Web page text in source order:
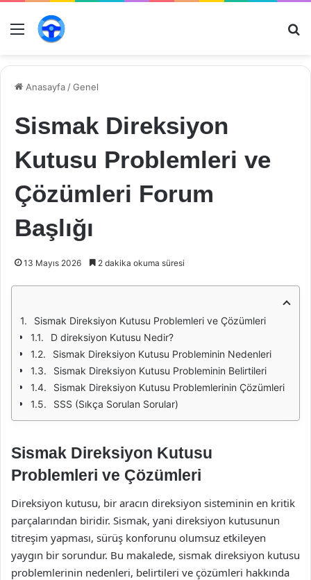
Menü
Anasayfa /Genel
Sismak Direksiyon
Kutusu Problemleri ve
Çözümleri Forum
Başlığı
13 Mayıs 2026 2 dakika okuma süresi
Sismak Direksiyon Kutusu Problemleri ve Çözümleri
D direksiyon Kutusu Nedir?
Sismak Direksiyon Kutusu Probleminin Nedenleri
Sismak Direksiyon Kutusu Probleminin Belirtileri
Sismak Direksiyon Kutusu Problemlerinin Çözümleri
SSS (Sıkça Sorulan Sorular)
Sismak Direksiyon Kutusu
Problemleri ve Çözümleri
Direksiyon kutusu, bir aracın direksiyon sisteminin en kritik
parçalarından biridir. Sismak, yani direksiyon kutusunun
titreşim yapması, sürüş konforunu olumsuz etkileyen
yaygın bir sorundur. Bu makalede, sismak direksiyon kutusu
problemlerinin nedenleri, belirtileri ve çözümleri hakkında